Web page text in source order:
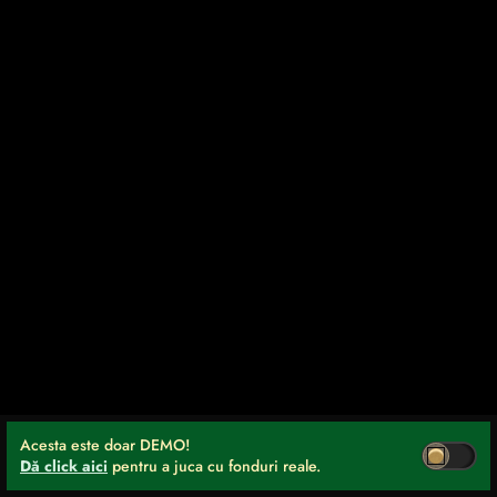
Acesta este doar DEMO!
Dă click aici pentru a juca cu fonduri reale.